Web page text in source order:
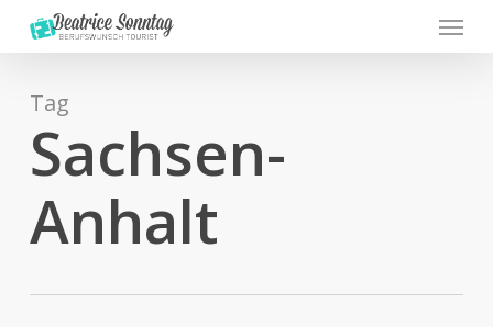
content
Menu
Tag
Sachsen-
Anhalt